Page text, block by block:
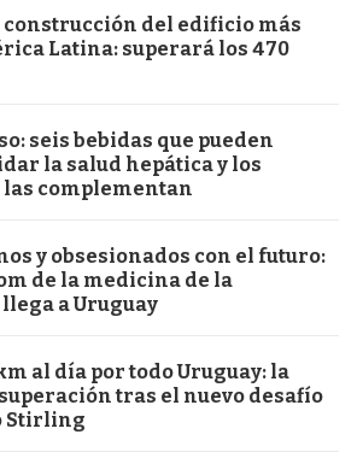
construcción del edificio más
Latina: superará los 470
seis bebidas que pueden
la salud hepática y los
las complementan
y obsesionados con el futuro:
de la medicina de la
a Uruguay
al día por todo Uruguay: la
tras el nuevo desafío
Stirling